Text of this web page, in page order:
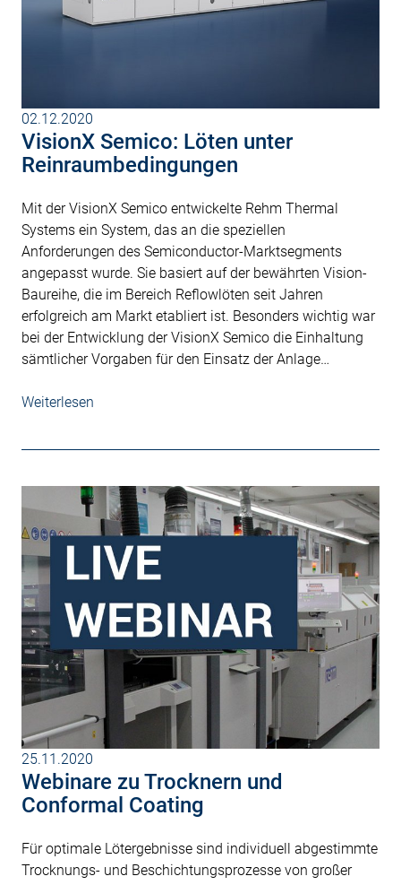
02.12.2020
VisionX Semico: Löten unter
Reinraumbedingungen
Mit der VisionX Semico entwickelte Rehm Thermal
Systems ein System, das an die speziellen
Anforderungen des Semiconductor-Marktsegments
angepasst wurde. Sie basiert auf der bewährten Vision-
Baureihe, die im Bereich Reflowlöten seit Jahren
erfolgreich am Markt etabliert ist. Besonders wichtig war
bei der Entwicklung der VisionX Semico die Einhaltung
sämtlicher Vorgaben für den Einsatz der Anlage…
Weiterlesen
25.11.2020
Webinare zu Trocknern und
Conformal Coating
Für optimale Lötergebnisse sind individuell abgestimmte
Trocknungs- und Beschichtungsprozesse von großer